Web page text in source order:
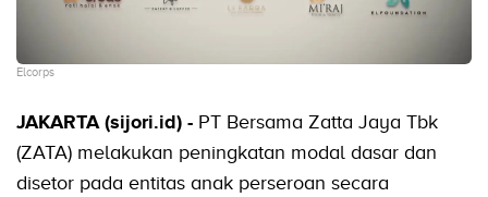
Elcorps
JAKARTA (sijori.id) - PT Bersama Zatta Jaya Tbk
(ZATA) melakukan peningkatan modal dasar dan
disetor pada entitas anak perseroan secara